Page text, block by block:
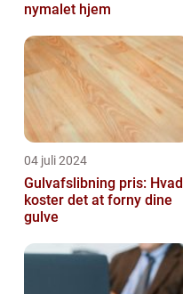
nymalet hjem
04 juli 2024
Gulvafslibning pris: Hvad
koster det at forny dine
gulve